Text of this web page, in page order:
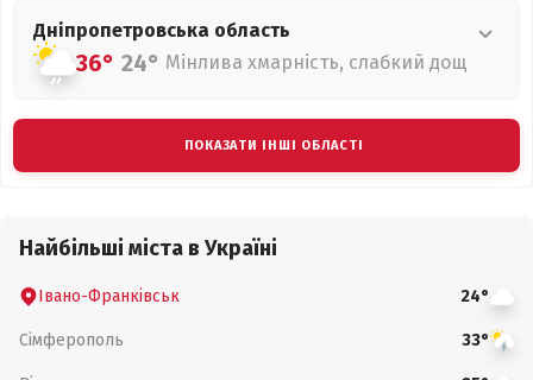
Дніпропетровська область
36° 24° Мінлива хмарність, слабкий дощ
ПОКАЗАТИ ІНШІ ОБЛАСТІ
Найбільші міста в Україні
Івано-Франківськ 24°
Сімферополь 33°